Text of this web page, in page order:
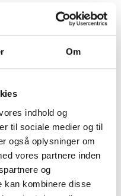
Om
indhold og
til sociale medier og til
også oplysninger om
vores partnere inden
og
kan kombinere disse
placerede USA
Det provokerede
sig fri fra USA’s
prøve at lave en base
fragtskibe
galt.
up call. Amerikanske
vendte om, for
sket, var Tredje